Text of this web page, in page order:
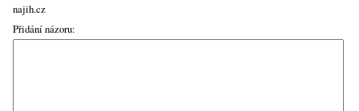
najih.cz
Přidání názoru: